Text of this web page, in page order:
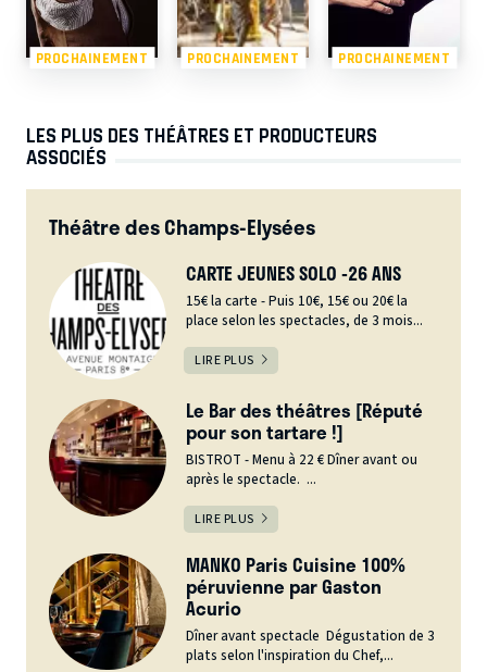
PROCHAINEMENT PROCHAINEMENT PROCHAINEMENT
LES PLUS DES THÉÂTRES ET PRODUCTEURS
ASSOCIÉS
Théâtre des Champs-Elysées
CARTE JEUNES SOLO -26 ANS
15€ la carte - Puis 10€, 15€ ou 20€ la
place selon les spectacles, de 3 mois...
LIRE PLUS
Le Bar des théâtres [Réputé
pour son tartare !]
BISTROT - Menu à 22 € Dîner avant ou
après le spectacle. ...
LIRE PLUS
MANKO Paris Cuisine 100%
péruvienne par Gaston
Acurio
Dîner avant spectacle Dégustation de 3
plats selon l'inspiration du Chef,...